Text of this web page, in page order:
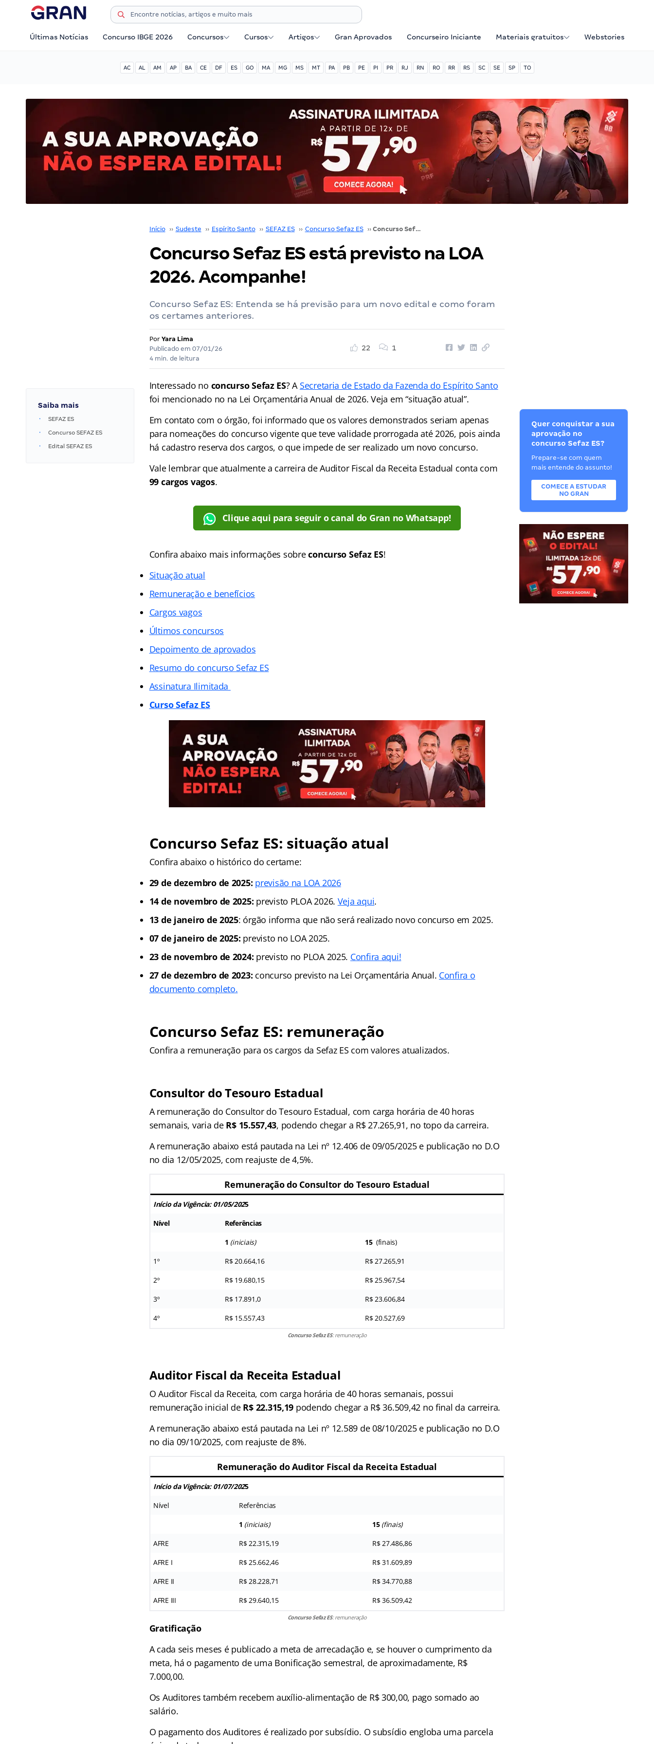
Últimas Notícias Concurso IBGE 2026 Concursos Cursos Artigos Gran Aprovados Concurseiro Iniciante Materiais gratuitos Webstories
AC AL AM AP BA CE DF ES GO MA MG MS MT PA PB PE PI PR RJ RN RO RR RS SC SE SP TO
Início ›› Sudeste ›› Espírito Santo ›› SEFAZ ES ›› Concurso Sefaz ES ›› Concurso Sefaz ES está previsto na LOA 2026. Acompanhe!
Concurso Sefaz ES está previsto na LOA
2026. Acompanhe!
Concurso Sefaz ES: Entenda se há previsão para um novo edital e como foram
os certames anteriores.
Por Yara Lima
Publicado em 07/01/26
4 min. de leitura
22 1
Saiba mais
SEFAZ ES
Concurso SEFAZ ES
Edital SEFAZ ES
Interessado no concurso Sefaz ES? A Secretaria de Estado da Fazenda do Espírito Santo
foi mencionado no na Lei Orçamentária Anual de 2026. Veja em “situação atual”.
Em contato com o órgão, foi informado que os valores demonstrados seriam apenas
para nomeações do concurso vigente que teve validade prorrogada até 2026, pois ainda
há cadastro reserva dos cargos, o que impede de ser realizado um novo concurso.
Vale lembrar que atualmente a carreira de Auditor Fiscal da Receita Estadual conta com
99 cargos vagos.
Clique aqui para seguir o canal do Gran no Whatsapp!
Confira abaixo mais informações sobreconcurso Sefaz ES!
Situação atual
Remuneração e benefícios
Cargos vagos
Últimos concursos
Depoimento de aprovados
Resumo do concurso Sefaz ES
Assinatura Ilimitada
Curso Sefaz ES
Concurso Sefaz ES: situação atual
Confira abaixo o histórico do certame:
29 de dezembro de 2025: previsão na LOA 2026
14 de novembro de 2025: previsto PLOA 2026. Veja aqui.
13 de janeiro de 2025: órgão informa que não será realizado novo concurso em 2025.
07 de janeiro de 2025: previsto no LOA 2025.
23 de novembro de 2024: previsto no PLOA 2025. Confira aqui!
27 de dezembro de 2023: concurso previsto na Lei Orçamentária Anual. Confira o
documento completo.
Concurso Sefaz ES: remuneração
Confira a remuneração para os cargos da Sefaz ES com valores atualizados.
Consultor do Tesouro Estadual
A remuneração do Consultor do Tesouro Estadual, com carga horária de 40 horas
semanais, varia de R$ 15.557,43, podendo chegar a R$ 27.265,91, no topo da carreira.
A remuneração abaixo está pautada na Lei nº 12.406 de 09/05/2025 e publicação no D.O
no dia 12/05/2025, com reajuste de 4,5%.
Remuneração do Consultor do Tesouro Estadual
Início da Vigência: 01/05/2025
Nível Referências
1 (iniciais) 15 (finais)
1º R$ 20.664,16 R$ 27.265,91
2º R$ 19.680,15 R$ 25.967,54
3º R$ 17.891,0 R$ 23.606,84
4º R$ 15.557,43 R$ 20.527,69
Concurso Sefaz ES: remuneração
Auditor Fiscal da Receita Estadual
O Auditor Fiscal da Receita, com carga horária de 40 horas semanais, possui
remuneração inicial de R$ 22.315,19 podendo chegar a R$ 36.509,42 no final da carreira.
A remuneração abaixo está pautada na Lei nº 12.589 de 08/10/2025 e publicação no D.O
no dia 09/10/2025, com reajuste de 8%.
Remuneração do Auditor Fiscal da Receita Estadual
Início da Vigência: 01/07/2025
Nível Referências
1 (iniciais) 15 (finais)
AFRE R$ 22.315,19 R$ 27.486,86
AFRE I R$ 25.662,46 R$ 31.609,89
AFRE II R$ 28.228,71 R$ 34.770,88
AFRE III R$ 29.640,15 R$ 36.509,42
Concurso Sefaz ES: remuneração
Gratificação
A cada seis meses é publicado a meta de arrecadação e, se houver o cumprimento da
meta, há o pagamento de uma Bonificação semestral, de aproximadamente, R$
7.000,00.
Os Auditores também recebem auxílio-alimentação de R$ 300,00, pago somado ao
salário.
O pagamento dos Auditores é realizado por subsídio. O subsídio engloba uma parcela
Quer conquistar a sua
aprovação no
concurso Sefaz ES?
Prepare-se com quem
mais entende do assunto!
COMECE A ESTUDAR
NO GRAN